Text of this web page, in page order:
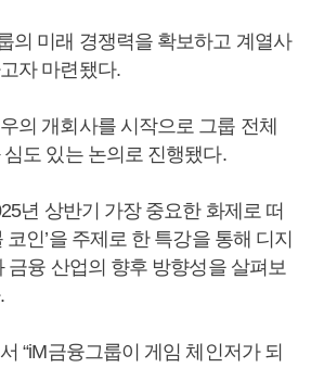
의 미래 경쟁력을 확보하고 계열사
자 마련됐다.
의 개회사를 시작으로 그룹 전체
도 있는 논의로 진행됐다.
년 상반기 가장 중요한 화제로 떠
코인’을 주제로 한 특강을 통해 디지
금융 산업의 향후 방향성을 살펴보
“iM금융그룹이 게임 체인저가 되